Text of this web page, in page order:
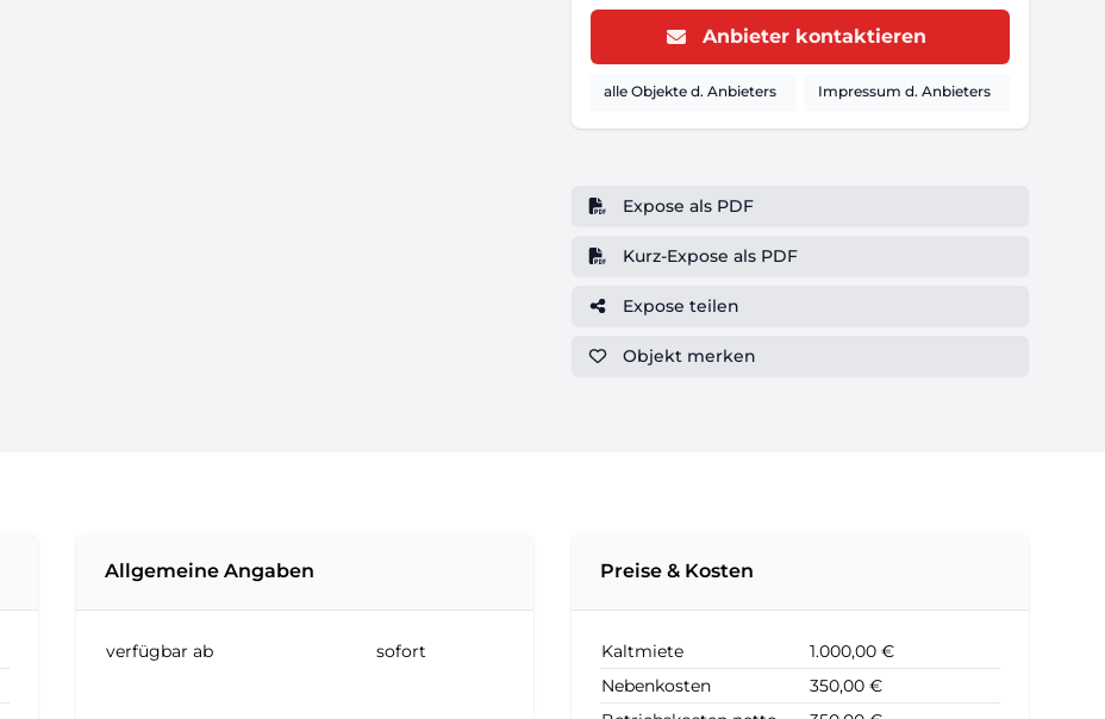
Anbieter kontaktieren
alle Objekte d. Anbieters Impressum d. Anbieters
Expose als PDF
Kurz-Expose als PDF
Expose teilen
Objekt merken
Allgemeine Angaben
verfügbar ab sofort
Preise & Kosten
Kaltmiete
1.000,00 €
Nebenkosten
350,00 €